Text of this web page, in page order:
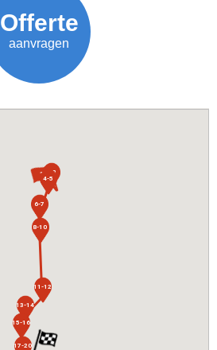
Offerte
aanvragen
1
2-3
4-5
6-7
8-10
11-12
13-14
15-16
17-20